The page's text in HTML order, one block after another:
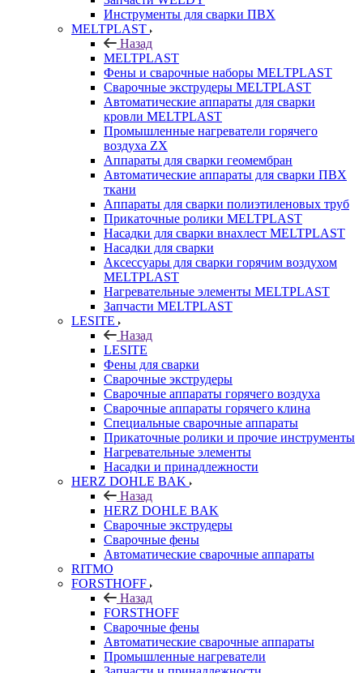
Инструменты для сварки ПВХ
MELTPLAST
Назад
MELTPLAST
Фены и сварочные наборы MELTPLAST
Сварочные экструдеры MELTPLAST
Автоматические аппараты для сварки
кровли MELTPLAST
Промышленные нагреватели горячего
воздуха ZX
Аппараты для сварки геомембран
Автоматические аппараты для сварки ПВХ
ткани
Аппараты для сварки полиэтиленовых труб
Прикаточные ролики MELTPLAST
Насадки для сварки внахлест MELTPLAST
Насадки для сварки
Аксессуары для сварки горячим воздухом
MELTPLAST
Нагревательные элементы MELTPLAST
Запчасти MELTPLAST
LESITE
Назад
LESITE
Фены для сварки
Сварочные экструдеры
Сварочные аппараты горячего воздуха
Сварочные аппараты горячего клина
Специальные сварочные аппараты
Прикаточные ролики и прочие инструменты
Нагревательные элементы
Насадки и принадлежности
HERZ DOHLE BAK
Назад
HERZ DOHLE BAK
Сварочные экструдеры
Сварочные фены
Автоматические сварочные аппараты
RITMO
FORSTHOFF
Назад
FORSTHOFF
Сварочные фены
Автоматические сварочные аппараты
Промышленные нагреватели